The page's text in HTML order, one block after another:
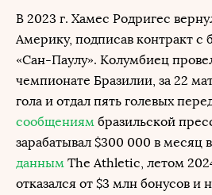
В 2023 г. Хамес Родригес
Америку, подписав контракт с
«Сан-Паулу». Колумбиец
чемпионате Бразилии, за 22
гола и отдал пять голевых
сообщениям бразильской
зарабатывал $300 000 в месяц
данным The Athletic, летом
отказался от $3 млн бонусов и